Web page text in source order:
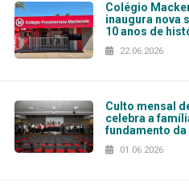
Colégio
inaugura nova
10 anos de
22.06.2026
Culto mensal
celebra a
fundamento
01.06.2026